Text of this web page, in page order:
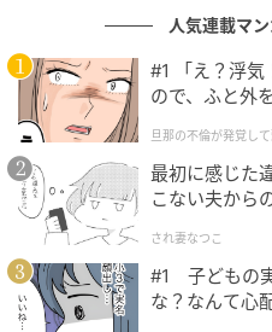
レンコンが入った焼きカ
カレーのコクと、レンコ
しさが相性抜群です！
人気連載マ
#1 「え？浮気
ので、ふと外
クチャにして
旦那の不倫が発覚し
最初に感じた
こない夫から
され妻なつこ
#1 子どもの
な？なんて心